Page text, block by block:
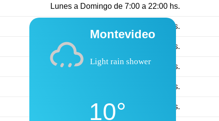
Lunes a Domingo de 7:00 a 22:00 hs.
Lunes a Domingo de 7:30 a 22:00 hs.
Lunes a Domingo de 7:30 a 22:00 hs.
Lunes a Domingo de 7:30 a 22:00 hs.
Lunes a Domingo de 7:30 a 22:00 hs.
Lunes a Domingo de 7.30 a 21:00 hs.
Montevideo
Light rain shower
10°